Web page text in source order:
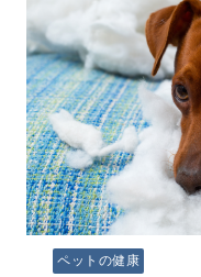
ペットの健康